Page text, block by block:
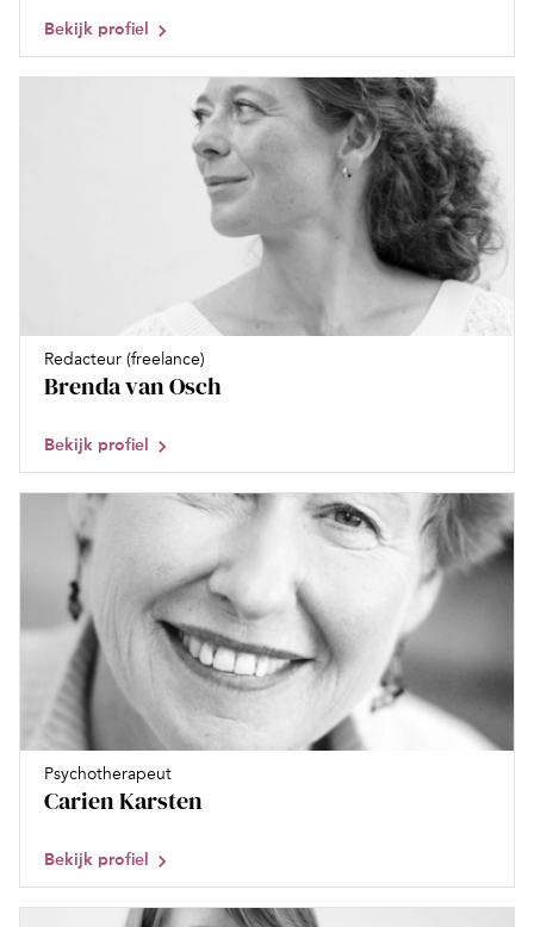
Bekijk profiel
Redacteur (freelance)
Brenda van Osch
Bekijk profiel
Psychotherapeut
Carien Karsten
Bekijk profiel